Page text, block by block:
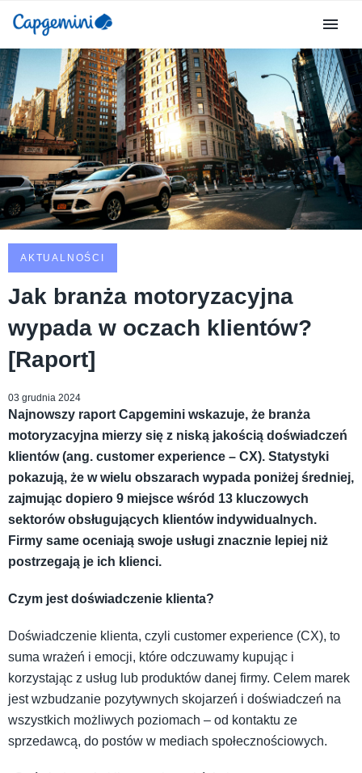
AKTUALNOŚCI
Jak branża motoryzacyjna
wypada w oczach klientów?
[Raport]
03 grudnia 2024
Najnowszy raport Capgemini wskazuje, że branża
motoryzacyjna mierzy się z niską jakością doświadczeń
klientów (ang. customer experience – CX). Statystyki
pokazują, że w wielu obszarach wypada poniżej średniej,
zajmując dopiero 9 miejsce wśród 13 kluczowych
sektorów obsługujących klientów indywidualnych.
Firmy same oceniają swoje usługi znacznie lepiej niż
postrzegają je ich klienci.
Czym jest doświadczenie klienta?
Doświadczenie klienta, czyli customer experience (CX), to
suma wrażeń i emocji, które odczuwamy kupując i
korzystając z usług lub produktów danej firmy. Celem marek
jest wzbudzanie pozytywnych skojarzeń i doświadczeń na
wszystkich możliwych poziomach – od kontaktu ze
sprzedawcą, do postów w mediach społecznościowych.